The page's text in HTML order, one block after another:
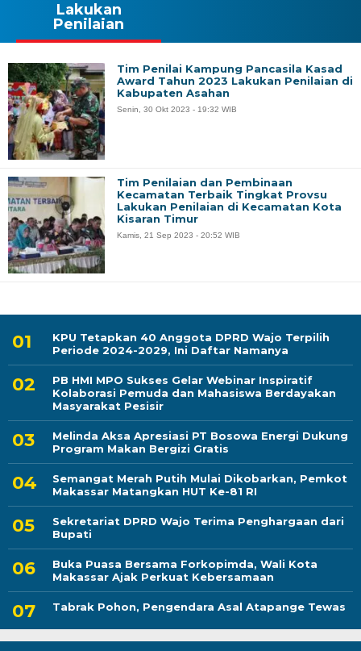
KPU Tetapkan 40 Anggota DPRD Wajo Terpilih
Periode 2024-2029, Ini Daftar Namanya
PB HMI MPO Sukses Gelar Webinar Inspiratif
Kolaborasi Pemuda dan Mahasiswa Berdayakan
Masyarakat Pesisir
Melinda Aksa Apresiasi PT Bosowa Energi Dukung
Program Makan Bergizi Gratis
Semangat Merah Putih Mulai Dikobarkan, Pemkot
Makassar Matangkan HUT Ke-81 RI
Sekretariat DPRD Wajo Terima Penghargaan dari
Bupati
Buka Puasa Bersama Forkopimda, Wali Kota
Makassar Ajak Perkuat Kebersamaan
Tabrak Pohon, Pengendara Asal Atapange Tewas
Lakukan
Penilaian
Tim Penilai Kampung Pancasila Kasad
Award Tahun 2023 Lakukan Penilaian di
Kabupaten Asahan
Senin, 30 Okt 2023 - 19:32 WIB
Tim Penilaian dan Pembinaan
Kecamatan Terbaik Tingkat Provsu
Lakukan Penilaian di Kecamatan Kota
Kisaran Timur
Kamis, 21 Sep 2023 - 20:52 WIB